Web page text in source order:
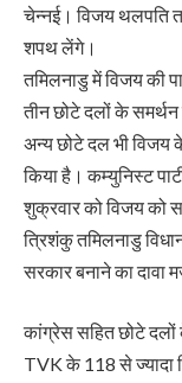
चेन्नई। विजय थलपति
शपथ लेंगे।
तमिलनाडु में विजय की
तीन छोटे दलों के
अन्य छोटे दल भी विजय
किया है। कम्युनिस्ट
शुक्रवार को विजय को
त्रिशंकु तमिलनाडु
सरकार बनाने का दावा
कांग्रेस सहित छोटे दलों
TVK के 118 से ज्यादा